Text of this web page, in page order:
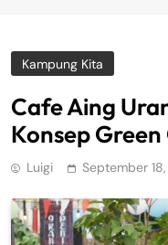
Kampung Kita
Cafe Aing
Konsep
Luigi September